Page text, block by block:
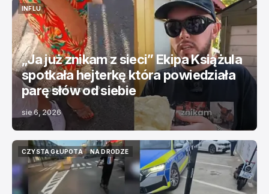
INFLU
INFLU
„Ja już znikam z sieci” Ekipa Książula
spotkała hejterkę która powiedziała
parę słów od siebie
sie 6, 2026
CZYSTA GŁUPOTA
CZYSTA GŁUPOTA
NA DRODZE
NA DRODZE